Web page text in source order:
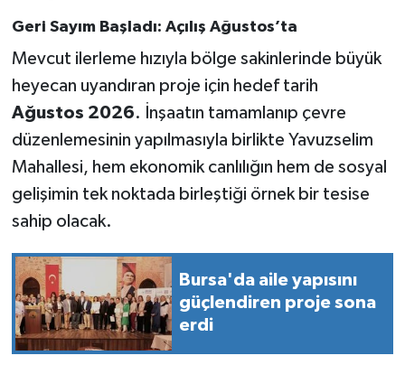
Geri Sayım Başladı: Açılış Ağustos’ta
Mevcut ilerleme hızıyla bölge sakinlerinde büyük
heyecan uyandıran proje için hedef tarih
Ağustos 2026. İnşaatın tamamlanıp çevre
düzenlemesinin yapılmasıyla birlikte Yavuzselim
Mahallesi, hem ekonomik canlılığın hem de sosyal
gelişimin tek noktada birleştiği örnek bir tesise
sahip olacak.
Bursa'da aile yapısını
güçlendiren proje sona
erdi